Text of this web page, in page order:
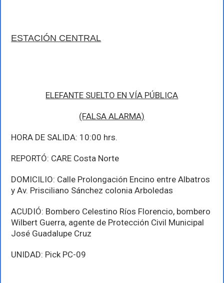
ESTACIÓN CENTRAL
ELEFANTE SUELTO EN VÍA PÚBLICA
(FALSA ALARMA)
HORA DE SALIDA: 10:00 hrs.
REPORTÓ: CARE Costa Norte
DOMICILIO: Calle Prolongación Encino entre Albatros
y Av. Prisciliano Sánchez colonia Arboledas
ACUDIÓ: Bombero Celestino Ríos Florencio, bombero
Wilbert Guerra, agente de Protección Civil Municipal
José Guadalupe Cruz
UNIDAD: Pick PC-09